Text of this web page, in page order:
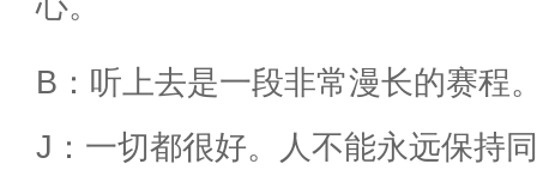
B：听上去是一段非常漫长的赛程
J：一切都很好。人不能永远保持